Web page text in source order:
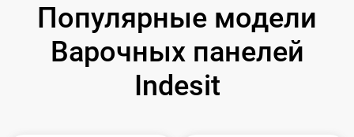
Популярные модели
Варочных панелей
Indesit